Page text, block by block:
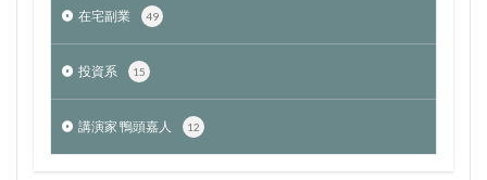
在宅副業 49
投資系 15
講演家 鴨頭嘉人 12